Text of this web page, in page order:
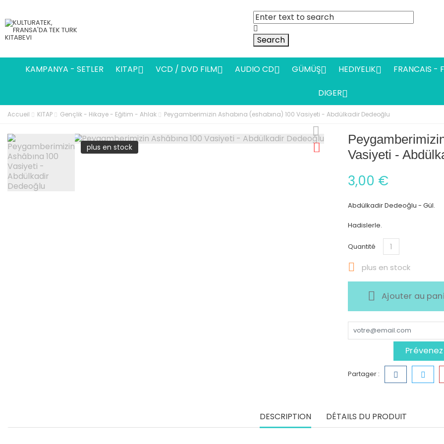
Search
KAMPANYA - SETLER KITAP VCD / DVD FILM AUDIO CD GÜMÜŞ HEDIYELIK FRANCAIS -
DIGER
Accueil KITAP Gençlik - Hikaye - Eğitim - Ahlak Peygamberimizin Ashabına (eshabına) 100 Vasiyeti - Abdülkadir Dedeoğlu
plus en stock
Vasiyeti -
3,00 €
Abdülkadir Dedeoğlu - Gül.
Hadislerle.
Quantité
 plus en stock
Ajouter au
Partager :
DESCRIPTION DÉTAILS DU PRODUIT